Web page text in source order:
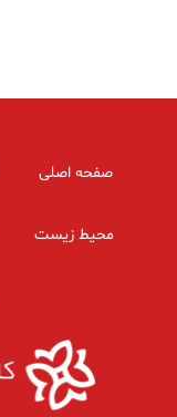
صفحه اصلی
محیط زیست